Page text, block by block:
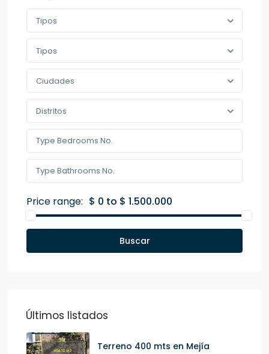
Tipos
Tipos
Ciudades
Distritos
Price range: $ 0 to $ 1.500.000
Buscar
Últimos listados
Terreno 400 mts en Mejía